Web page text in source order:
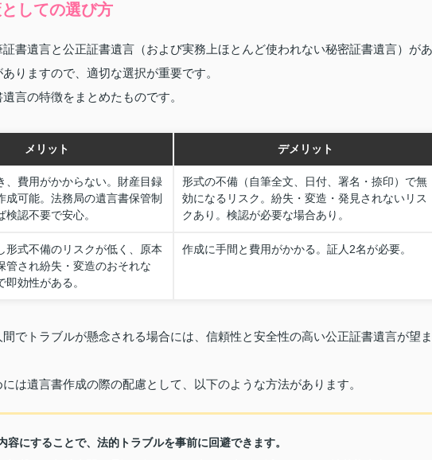
しての選び方
書遺言と公正証書遺言（および実務上ほとんど使われない秘密証書遺言）があ
りますので、適切な選択が重要です。
言の特徴をまとめたものです。
メリット デメリット
、費用がかからない。財産目録
成可能。法務局の遺言書保管制
検認不要で安心。
形式の不備（自筆全文、日付、署名・捺印）で無
効になるリスク。紛失・変造・発見されないリス
クあり。検認が必要な場合あり。
形式不備のリスクが低く、原本
管され紛失・変造のおそれな
即効性がある。
作成に手間と費用がかかる。証人2名が必要。
でトラブルが懸念される場合には、信頼性と安全性の高い公正証書遺言が望ま
は遺言書作成の際の配慮として、以下のような方法があります。
にすることで、法的トラブルを事前に回避できます。